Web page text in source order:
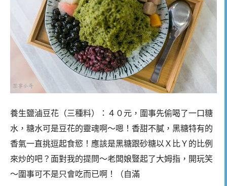
養生鹽滷豆花（三種料）：４０元，圍事先偷喝了一口糖
水，糖水可是豆花的靈魂啊～嗯！香甜不膩，黑糖特有的
香氣一直挑逗起食慾！應該是黑糖跟砂糖以Ｘ比Ｙ的比例
來炒的吧？面對我的提問～老闆娘豎起了大姆指，開玩笑
～圍事可不是只會吃而已啊！（自滿